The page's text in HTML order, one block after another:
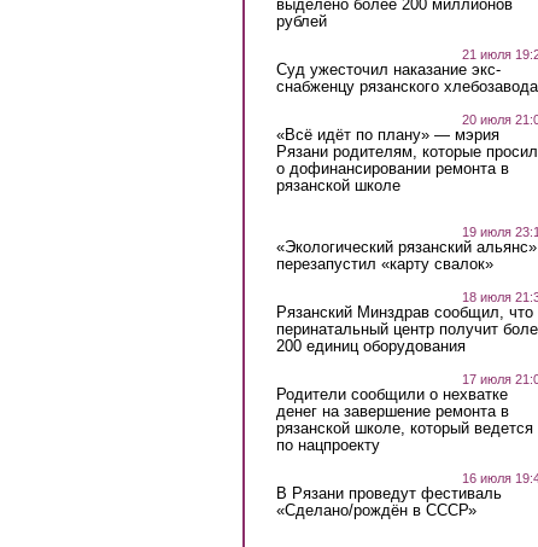
выделено более 200 миллионов
рублей
21 июля
Суд ужесточил наказание экс-
снабженцу рязанского хлебозавода
20 июля
«Всё идёт по плану» — мэрия
Рязани родителям, которые
о дофинансировании ремонта в
рязанской школе
19 июля
«Экологический рязанский альянс»
перезапустил «карту свалок»
18 июля
Рязанский Минздрав сообщил, что
перинатальный центр получит
200 единиц оборудования
17 июля
Родители сообщили о нехватке
денег на завершение ремонта в
рязанской школе, который ведется
по нацпроекту
16 июля
В Рязани проведут фестиваль
«Сделано/рождён в СССР»